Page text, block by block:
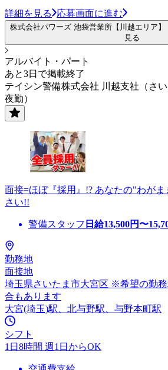
詳細を見る 応募画面に進む
株式会社パワーズ 池袋営業所【川越エリア
見る
アルバイト・パート
あと3日で掲載終了
テイシン警備株式会社 川越支社（さ
夜勤）
面接=ほぼ『採用』!? あなたの"わが
さい!!
警備スタッフ 日給13,500円〜
勤務地
面接地
埼玉県さいたま市大宮区 ※希望の勤
合もあります
大宮(埼玉)駅、北与野駅、与野本町駅
シフト
1日8時間 週1日からOK